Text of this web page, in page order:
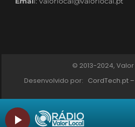
© 2013-2024,
Desenvolvido por: CordTech.pt